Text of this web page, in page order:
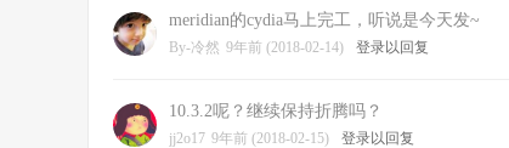
meridian的cydia马上完工，听说是今天发~
By-冷然 9年前 (2018-02-14) 登录以回复
10.3.2呢？继续保持折腾吗？
jj2o17 9年前 (2018-02-15) 登录以回复